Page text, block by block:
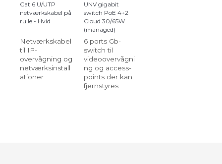
Cat 6 U/UTP
netværkskabel på
rulle - Hvid
Netværkskabel
til IP-
overvågning og
netværksinstall
ationer
UNV gigabit
switch PoE 4+2
Cloud 30/65W
(managed)
6 ports Gb-
switch til
videoovervågni
ng og access-
points der kan
fjernstyres